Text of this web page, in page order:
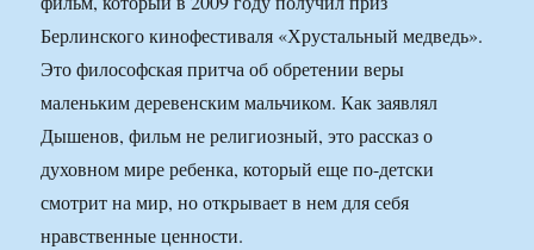
Берлинского кинофестиваля «Хрустальный медведь».
Это философская притча об обретении веры
маленьким деревенским мальчиком. Как заявлял
Дышенов, фильм не религиозный, это рассказ о
духовном мире ребенка, который еще по-детски
смотрит на мир, но открывает в нем для себя
нравственные ценности.